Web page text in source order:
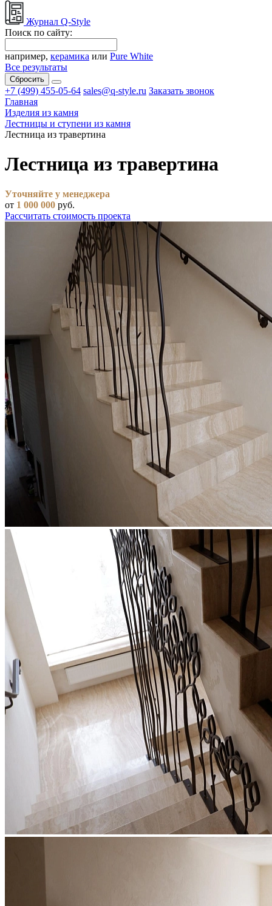
Журнал Q-Style
Поиск по сайту:
например, керамика или Pure White
Все результаты
Сбросить
+7 (499) 455-05-64 sales@q-style.ru Заказать звонок
Главная
Изделия из камня
Лестницы и ступени из камня
Лестница из травертина
Лестница из травертина
Уточняйте у менеджера
от 1 000 000 руб.
Рассчитать стоимость проекта